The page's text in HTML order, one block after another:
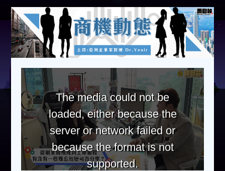
The media could not be
loaded, either because the
server or network failed or
because the format is not
supported.